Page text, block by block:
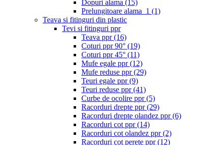
Dopuri alama (15)
Prelungitoare alama_1 (1)
Teava si fitinguri din plastic
Tevi si fitinguri ppr
Teava ppr(16)
Coturi ppr 90° (19)
Coturi ppr 45° (11)
Mufe egale ppr(12)
Mufe reduse ppr(29)
Teuri egale ppr(9)
Teuri reduse ppr(41)
Curbe de ocolire ppr(5)
Racorduri drepte ppr(29)
Racorduri drepte olandez ppr(6)
Racorduri cot ppr(14)
Racorduri cot olandez ppr(2)
Racorduri cot perete ppr(12)